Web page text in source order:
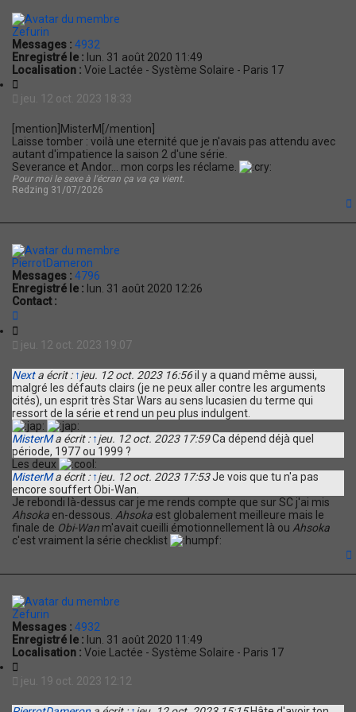
Zefurin
Messages : 4932
Enregistré le : lun. 31 août 2020 11:49
Localisation : Voie Lactée - Système Solaire - Paris 17
t
t
i
o
n
jeu. 12 oct. 2023 18:33
[mention]MisterM[/mention]
Laisse tomber : voilà une eternité que je n'avais pas attendu avec
autant d'impatience la saison 2 d'une série.
Severance et Andor... mon corps les réclame.
Pour moi le sexe à l'écran ça va ça vient.
Redzing 31/07/2026
PierrotDameron
Messages : 4796
Enregistré le : lun. 31 août 2020 12:26
Contact :
t
c
t
e
r
P
i
e
r
r
o
t
D
a
m
n
t
a
t
i
o
n
jeu. 12 oct. 2023 19:07
Nexta écrit : ↑jeu. 12 oct. 2023 16:56il y a quand même aussi,
malgré les défauts clairs (je ne peux aller contre les arguments
cités), un esprit très Star Wars au sens lucasien du terme qui
ressort de la série et rend un peu plus indulgent.
MisterMa écrit : ↑jeu. 12 oct. 2023 17:59Ca dépend déjà quel
période, 1977 ou 1999 ?
Les deux
MisterMa écrit : ↑jeu. 12 oct. 2023 17:53Je vois que tu n'a pas
encore souffert Obi-Wan.
Je rebondi là-dessus car je me rends compte que sur SC j'ai mis
Ahsoka en-dessous. Ahsoka est globalement meilleure mais le
finale de Obi-Wan m'avait cueilli émotionnellement là ou Ahsoka
c'est vraiment la série checklist
Zefurin
Messages : 4932
Enregistré le : lun. 31 août 2020 11:49
Localisation : Voie Lactée - Système Solaire - Paris 17
t
a
jeu. 19 oct. 2023 12:12